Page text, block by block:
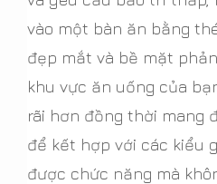
vào một bàn ăn bằng
đẹp mắt và bề mặt
khu vực ăn uống của
rãi hơn đồng thời mang
để kết hợp với các kiểu
được chức năng mà